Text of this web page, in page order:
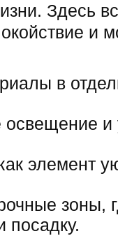
Здесь
и
в
освещение
элемент
зоны,
посадку.